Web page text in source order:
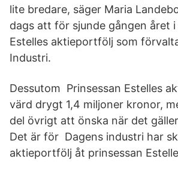
lite bredare, säger Maria
dags att för sjunde gången året
Estelles aktieportfölj som
Industri.
Dessutom Prinsessan Estelles
värd drygt 1,4 miljoner kronor,
del övrigt att önska när det
Det är för Dagens industri har
aktieportfölj åt prinsessan